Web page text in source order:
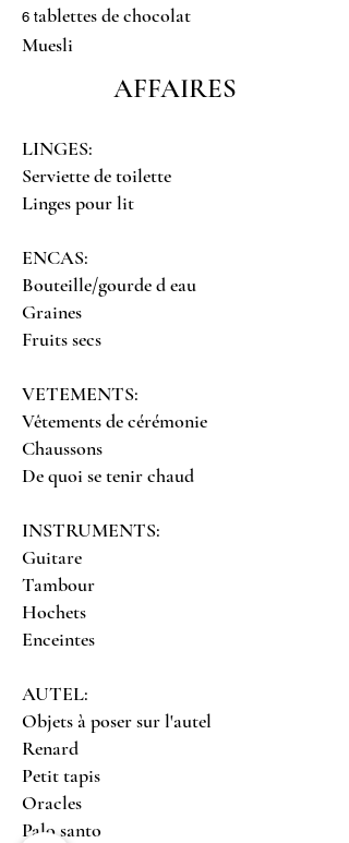
6 tablettes de chocolat
Muesli
AFFAIRES
LINGES:
Serviette de toilette
Linges pour lit
ENCAS:
Bouteille/gourde d eau
Graines
Fruits secs
VETEMENTS:
Vêtements de cérémonie
Chaussons
De quoi se tenir chaud
INSTRUMENTS:
Guitare
Tambour
Hochets
Enceintes
AUTEL:
Objets à poser sur l'autel
Renard
Petit tapis
Oracles
Palo santo